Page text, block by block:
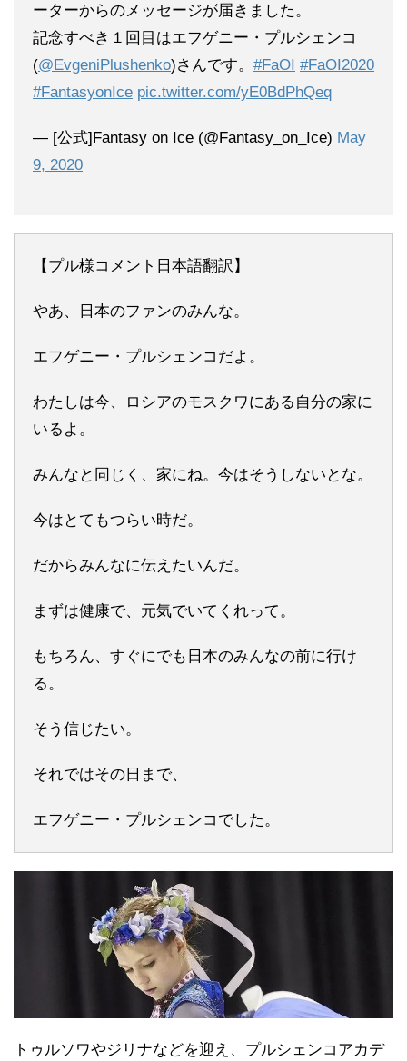
ーターからのメッセージが届きました。
記念すべき１回目はエフゲニー・プルシェンコ
(@EvgeniPlushenko)さんです。 #FaOI #FaOI2020
#FantasyonIce pic.twitter.com/yE0BdPhQeq
— [公式]Fantasy on Ice (@Fantasy_on_Ice) May
9, 2020
【プル様コメント日本語翻訳】
やあ、日本のファンのみんな。
エフゲニー・プルシェンコだよ。
わたしは今、ロシアのモスクワにある自分の家に
いるよ。
みんなと同じく、家にね。今はそうしないとな。
今はとてもつらい時だ。
だからみんなに伝えたいんだ。
まずは健康で、元気でいてくれって。
もちろん、すぐにでも日本のみんなの前に行け
る。
そう信じたい。
それではその日まで、
エフゲニー・プルシェンコでした。
トゥルソワやジリナなどを迎え、プルシェンコアカデ